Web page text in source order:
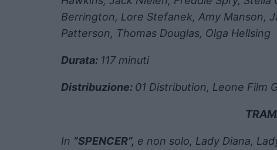
Berrington, Lore Stefanek, Amy Manson,
Patterson, Thomas Douglas, Olga Hellsing
Durata: 117 minuti
Distribuzione: 01 Distribution, Leone Film
In “SPENCER”, e non solo, Lady Diana,